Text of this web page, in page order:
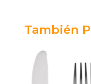
También